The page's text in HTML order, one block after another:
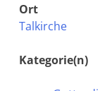
Ort
Talkirche
Kategorie(n)